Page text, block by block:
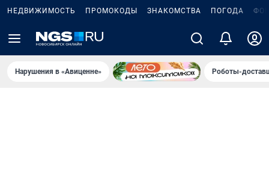
НЕДВИЖИМОСТЬ ПРОМОКОДЫ ЗНАКОМСТВА ПОГОДА
Нарушения в «Авиценне» Роботы-